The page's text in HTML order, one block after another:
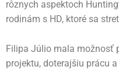
rôznych aspektoch
rodinám s HD, ktoré sa
Filipa Júlio mala možnosť
projektu, doterajšiu prácu